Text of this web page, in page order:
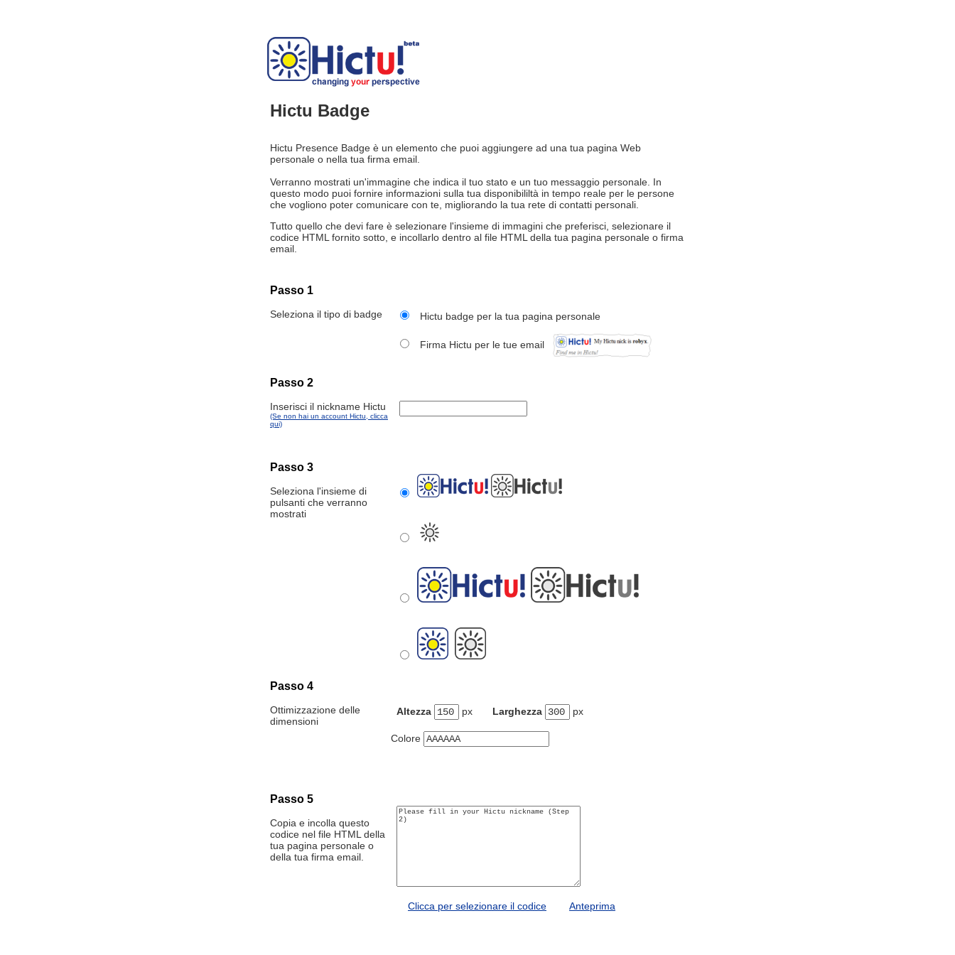
Hictu Badge
Hictu Presence Badge è un elemento che puoi aggiungere ad una tua pagina Web
personale o nella tua firma email.
Verranno mostrati un'immagine che indica il tuo stato e un tuo messaggio personale. In
questo modo puoi fornire informazioni sulla tua disponibililtà in tempo reale per le persone
che vogliono poter comunicare con te, migliorando la tua rete di contatti personali.
Tutto quello che devi fare è selezionare l'insieme di immagini che preferisci, selezionare il
codice HTML fornito sotto, e incollarlo dentro al file HTML della tua pagina personale o firma
email.
Passo 1
Seleziona il tipo di badge Hictu badge per la tua pagina personale
Firma Hictu per le tue email
Passo 2
Inserisci il nickname Hictu
(Se non hai un account Hictu, clicca
qui)
Passo 3
Seleziona l'insieme di
pulsanti che verranno
mostrati
Passo 4
Ottimizzazione delle
dimensioni
Altezza px Larghezza px
Colore
Passo 5
Copia e incolla questo
codice nel file HTML della
tua pagina personale o
della tua firma email.
Clicca per selezionare il codice Anteprima